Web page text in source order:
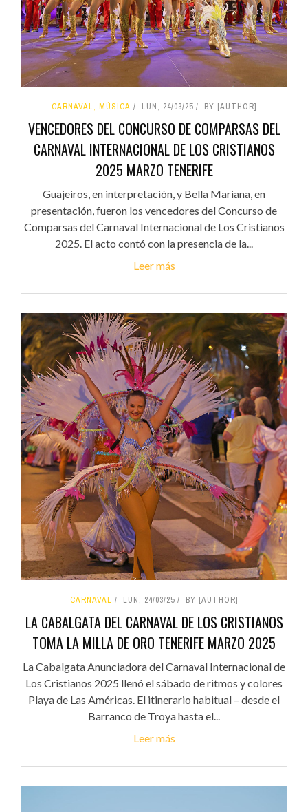
CARNAVAL, MÚSICA LUN, 24/03/25 BY [AUTHOR]
VENCEDORES DEL CONCURSO DE COMPARSAS DEL
CARNAVAL INTERNACIONAL DE LOS CRISTIANOS
2025 MARZO TENERIFE
Guajeiros, en interpretación, y Bella Mariana, en
presentación, fueron los vencedores del Concurso de
Comparsas del Carnaval Internacional de Los Cristianos
2025. El acto contó con la presencia de la...
Leer más
CARNAVAL LUN, 24/03/25 BY [AUTHOR]
LA CABALGATA DEL CARNAVAL DE LOS CRISTIANOS
TOMA LA MILLA DE ORO TENERIFE MARZO 2025
La Cabalgata Anunciadora del Carnaval Internacional de
Los Cristianos 2025 llenó el sábado de ritmos y colores
Playa de Las Américas. El itinerario habitual – desde el
Barranco de Troya hasta el...
Leer más